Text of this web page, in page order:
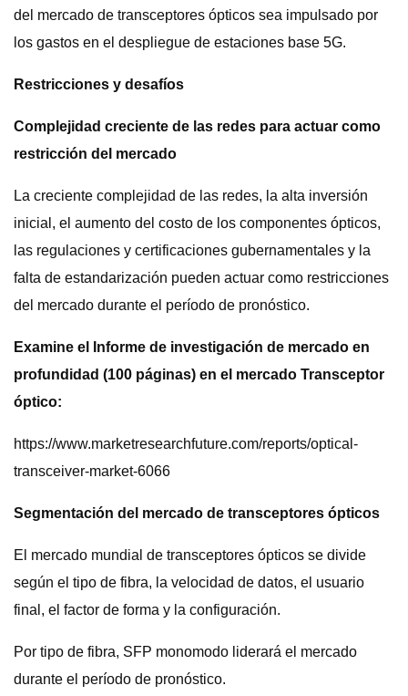
del mercado de transceptores ópticos sea impulsado por
los gastos en el despliegue de estaciones base 5G.
Restricciones y desafíos
Complejidad creciente de las redes para actuar como
restricción del mercado
La creciente complejidad de las redes, la alta inversión
inicial, el aumento del costo de los componentes ópticos,
las regulaciones y certificaciones gubernamentales y la
falta de estandarización pueden actuar como restricciones
del mercado durante el período de pronóstico.
Examine el Informe de investigación de mercado en
profundidad (100 páginas) en el mercado Transceptor
óptico:
https://www.marketresearchfuture.com/reports/optical-
transceiver-market-6066
Segmentación del mercado de transceptores ópticos
El mercado mundial de transceptores ópticos se divide
según el tipo de fibra, la velocidad de datos, el usuario
final, el factor de forma y la configuración.
Por tipo de fibra, SFP monomodo liderará el mercado
durante el período de pronóstico.